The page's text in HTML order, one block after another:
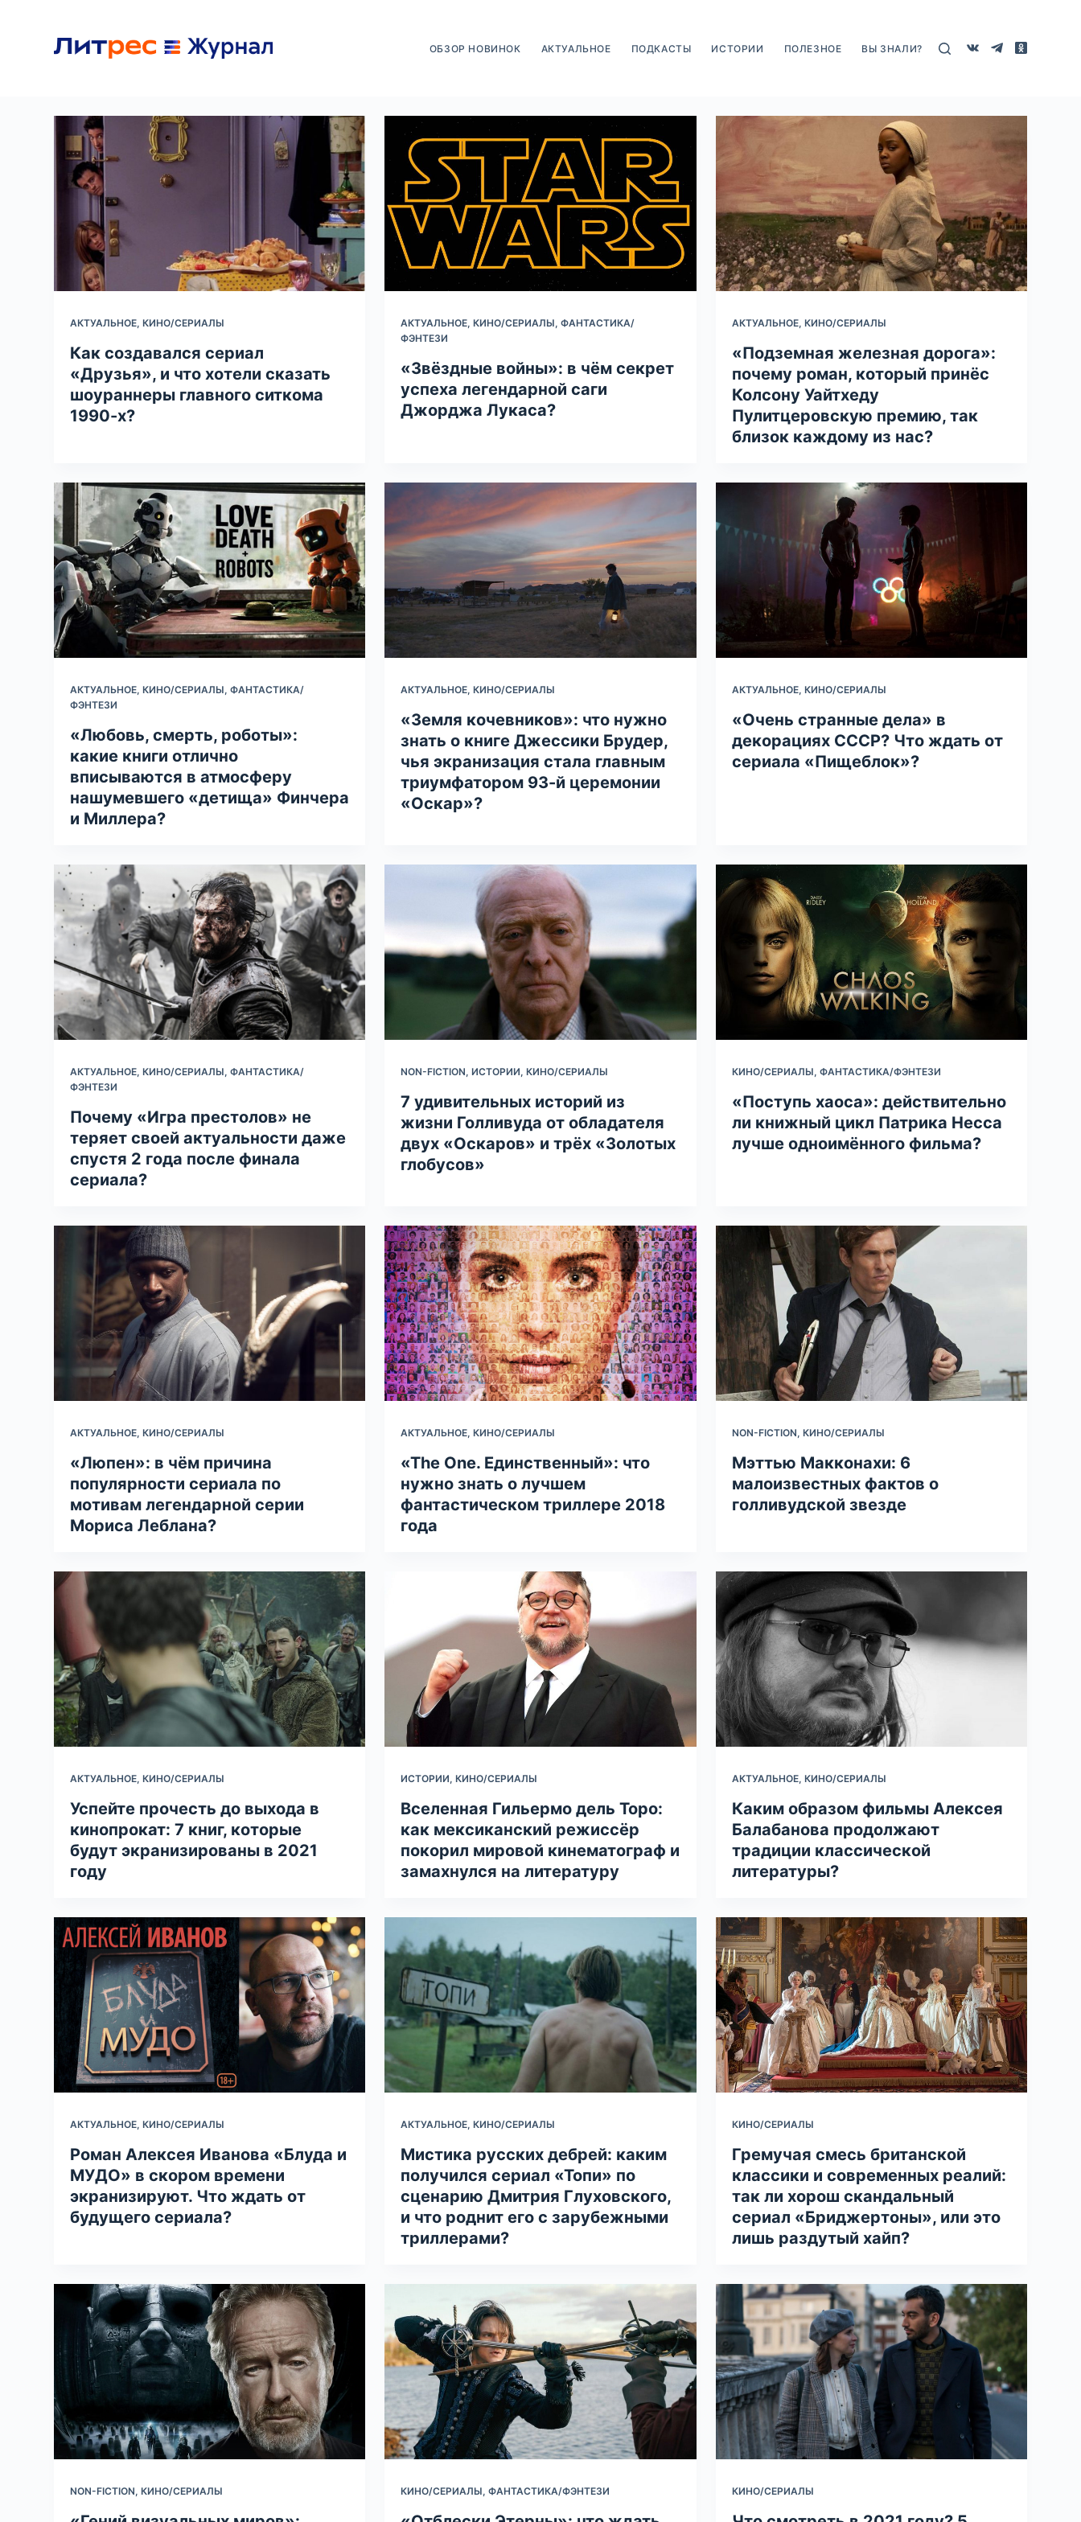
ОБЗОР НОВИНОК АКТУАЛЬНОЕ ПОДКАСТЫ ИСТОРИИ ПОЛЕЗНОЕ ВЫ ЗНАЛИ?
АКТУАЛЬНОЕ,КИНО/СЕРИАЛЫ
Как создавался сериал
«Друзья», и что хотели сказать
шоураннеры главного ситкома
1990-х?
АКТУАЛЬНОЕ,КИНО/СЕРИАЛЫ,ФАНТАСТИКА/
ФЭНТЕЗИ
«Звёздные войны»: в чём секрет
успеха легендарной саги
Джорджа Лукаса?
АКТУАЛЬНОЕ, КИНО/СЕРИАЛЫ
«Подземная железная дорога»:
почему роман, который принёс
Колсону Уайтхеду
Пулитцеровскую премию, так
близок каждому из нас?
АКТУАЛЬНОЕ,КИНО/СЕРИАЛЫ,ФАНТАСТИКА/
ФЭНТЕЗИ
«Любовь, смерть, роботы»:
какие книги отлично
вписываются в атмосферу
нашумевшего «детища» Финчера
и Миллера?
АКТУАЛЬНОЕ,КИНО/СЕРИАЛЫ
«Земля кочевников»: что нужно
знать о книге Джессики Брудер,
чья экранизация стала главным
триумфатором 93-й церемонии
«Оскар»?
АКТУАЛЬНОЕ, КИНО/СЕРИАЛЫ
«Очень странные дела» в
декорациях СССР? Что ждать от
сериала «Пищеблок»?
АКТУАЛЬНОЕ,КИНО/СЕРИАЛЫ,ФАНТАСТИКА/
ФЭНТЕЗИ
Почему «Игра престолов» не
теряет своей актуальности даже
спустя 2 года после финала
сериала?
NON-FICTION,ИСТОРИИ,КИНО/СЕРИАЛЫ
7 удивительных историй из
жизни Голливуда от обладателя
двух «Оскаров» и трёх «Золотых
глобусов»
КИНО/СЕРИАЛЫ, ФАНТАСТИКА/ФЭНТЕЗИ
«Поступь хаоса»: действительно
ли книжный цикл Патрика Несса
лучше одноимённого фильма?
АКТУАЛЬНОЕ,КИНО/СЕРИАЛЫ
«Люпен»: в чём причина
популярности сериала по
мотивам легендарной серии
Мориса Леблана?
АКТУАЛЬНОЕ,КИНО/СЕРИАЛЫ
«The One. Единственный»: что
нужно знать о лучшем
фантастическом триллере 2018
года
NON-FICTION, КИНО/СЕРИАЛЫ
Мэттью Макконахи: 6
малоизвестных фактов о
голливудской звезде
АКТУАЛЬНОЕ,КИНО/СЕРИАЛЫ
Успейте прочесть до выхода в
кинопрокат: 7 книг, которые
будут экранизированы в 2021
году
ИСТОРИИ,КИНО/СЕРИАЛЫ
Вселенная Гильермо дель Торо:
как мексиканский режиссёр
покорил мировой кинематограф и
замахнулся на литературу
АКТУАЛЬНОЕ, КИНО/СЕРИАЛЫ
Каким образом фильмы Алексея
Балабанова продолжают
традиции классической
литературы?
АКТУАЛЬНОЕ,КИНО/СЕРИАЛЫ
Роман Алексея Иванова «Блуда и
МУДО» в скором времени
экранизируют. Что ждать от
будущего сериала?
АКТУАЛЬНОЕ,КИНО/СЕРИАЛЫ
Мистика русских дебрей: каким
получился сериал «Топи» по
сценарию Дмитрия Глуховского,
и что роднит его с зарубежными
триллерами?
КИНО/СЕРИАЛЫ
Гремучая смесь британской
классики и современных реалий:
так ли хорош скандальный
сериал «Бриджертоны», или это
лишь раздутый хайп?
NON-FICTION,КИНО/СЕРИАЛЫ КИНО/СЕРИАЛЫ,ФАНТАСТИКА/ФЭНТЕЗИ КИНО/СЕРИАЛЫ